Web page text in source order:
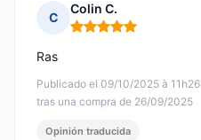
C
Colin C.
Nota: 5 de 5
Publicado el 09/10/2025 à 11h26
tras una compra de 26/09/2025
Ras
Opinión traducida